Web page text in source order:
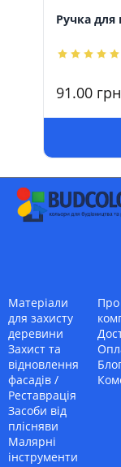
Ручка для
91.00
Матеріали
для захисту
деревини
Захист та
відновлення
фасадів /
Реставрація
Засоби від
плісняви
Малярні
інструменти
Про